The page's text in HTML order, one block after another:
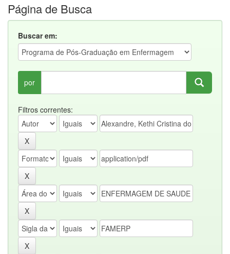
Página de Busca
Buscar em:
por
Filtros correntes: